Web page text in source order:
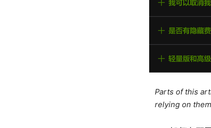
Parts of this
relying on